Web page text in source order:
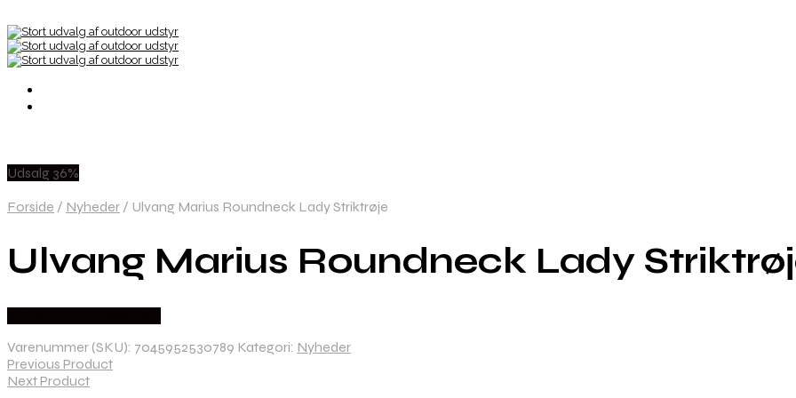
Udsalg 36%
Forside / Nyheder / Ulvang Marius Roundneck Lady Striktrøje
Ulvang Marius Roundneck Lady
Varenummer (SKU): 7045952530789 Kategori: Nyheder
Previous Product
Next Product